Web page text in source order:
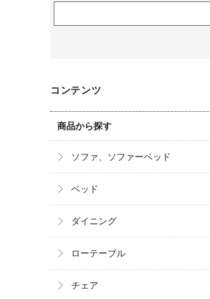
コンテンツ
商品から探す
ソファ、ソファーベッド
ベッド
ダイニング
ローテーブル
チェア